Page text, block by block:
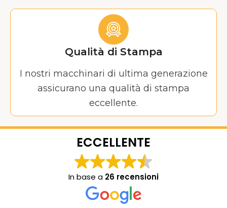
Qualità di Stampa
I nostri macchinari di ultima generazione
assicurano una qualità di stampa
eccellente.
ECCELLENTE
In base a 26 recensioni